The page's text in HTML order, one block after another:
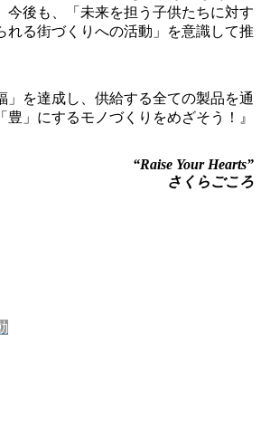
今後も、「未来を担う子供たちに対す
れる街づくりへの活動」を意識して推
」を達成し、供給する全ての製品を通
豊」にするモノづくりをめざそう！』
“Raise Your Hearts”
さくらごころ